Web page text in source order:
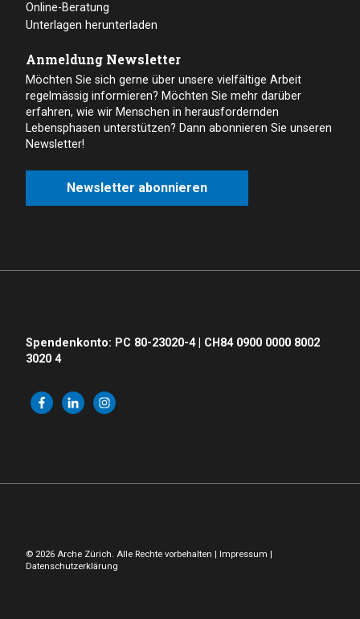
Online-Beratung
Unterlagen herunterladen
Anmeldung Newsletter
Möchten Sie sich gerne über unsere vielfältige Arbeit
regelmässig informieren? Möchten Sie mehr darüber
erfahren, wie wir Menschen in herausfordernden
Lebensphasen unterstützen? Dann abonnieren Sie unseren
Newsletter!
Newsletter abonnieren
Spendenkonto: PC 80-23020-4 | CH84 0900 0000 8002
3020 4
© 2026 Arche Zürich. Alle Rechte vorbehalten | Impressum
Datenschutzerklärung